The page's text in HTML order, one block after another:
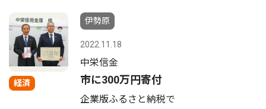
経済
伊勢原
2022.11.18
中栄信金
市に300万円寄付
企業版ふるさと納税で